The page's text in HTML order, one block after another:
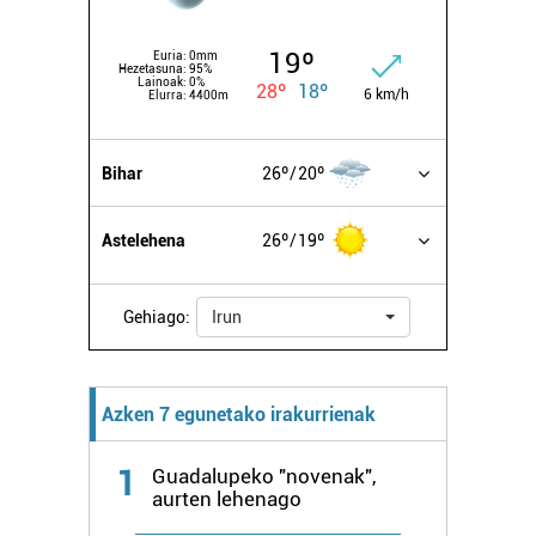
baliatzen gara. Ohar hau onartuz gero, teknologia hori
Euria: 0mm
Hezetasuna: 95%
Lainoak: 0%
Elurra: 4400m
19º
28º 18º 6 km/h
Bihar 26º 20º
Astelehena 26º 19º
Gehiago: Irun
Azken 7 egunetako irakurrienak
1
Guadalupeko "novenak",
aurten lehenago